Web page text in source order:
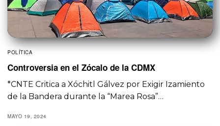
POLÍTICA
Controversia en el Zócalo de la CDMX
*CNTE Critica a Xóchitl Gálvez por Exigir Izamiento
de la Bandera durante la “Marea Rosa”…
MAYO 19, 2024